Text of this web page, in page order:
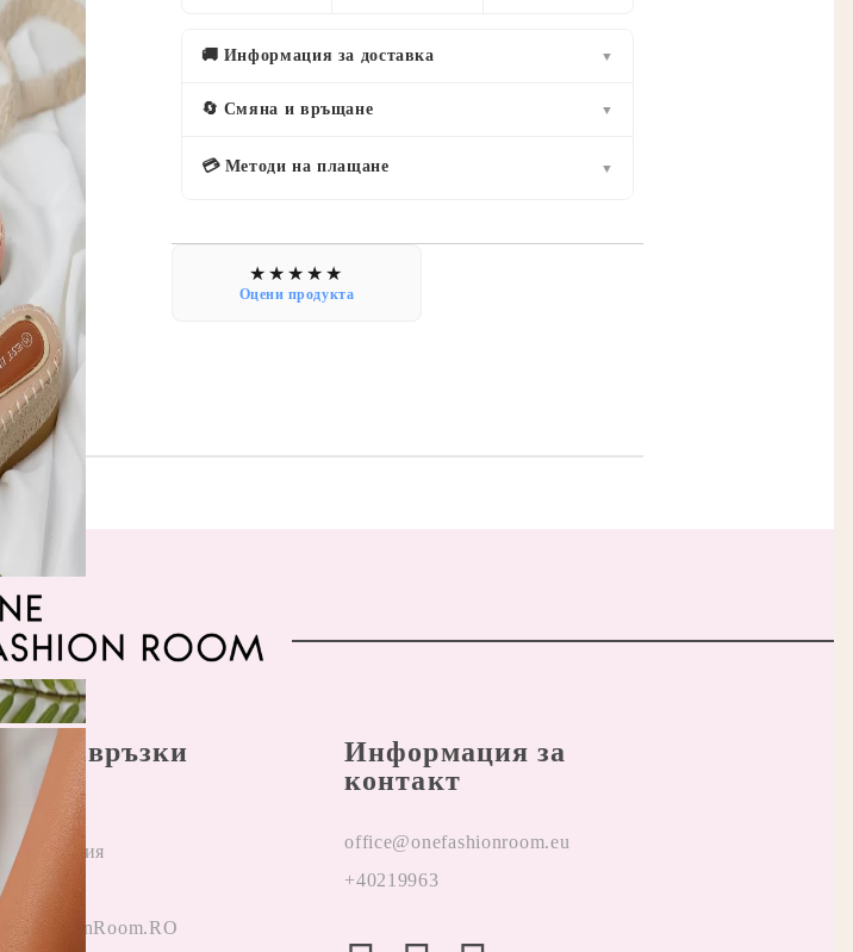
🚚 Информация за доставка ▼
🔄 Смяна и връщане ▼
💳 Методи на плащане ▼
Оцени продукта
Бързи връзки
Начало
Регистрация
Вход
OneFashionRoom.RO
Информация за
контакт
office@onefashionroom.eu
+40219963